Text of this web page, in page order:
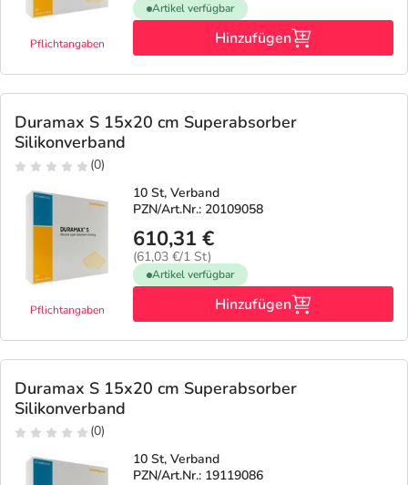
Pflichtangaben
Artikel verfügbar
Hinzufügen
Duramax S 15x20 cm Superabsorber
Silikonverband
(0)
Pflichtangaben
10 St, Verband
PZN/Art.Nr.: 20109058
610,31 €
(61,03 €/1 St)
Artikel verfügbar
Hinzufügen
Duramax S 15x20 cm Superabsorber
Silikonverband
(0)
10 St, Verband
PZN/Art.Nr.: 19119086